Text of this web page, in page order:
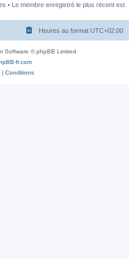
• Le membre enregistré le plus récent est
Heures au format UTC+02:00
Software © phpBB Limited
fr.com
| Conditions